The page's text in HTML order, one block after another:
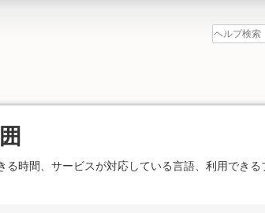
る時間、サービスが対応している言語、利用できる